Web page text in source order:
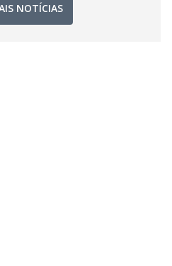
NOTÍCIAS